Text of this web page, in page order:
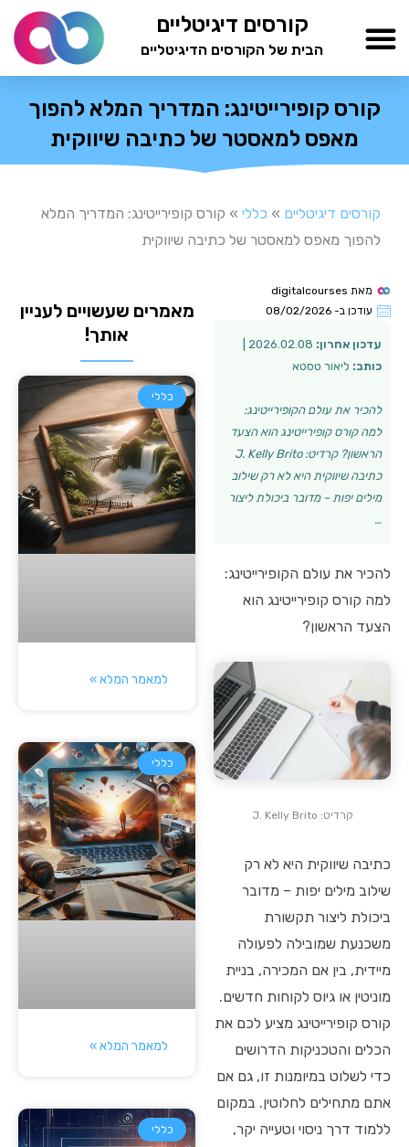
לתוכן
קורסים דיגיטליים
הבית של הקורסים הדיגיטליים
קורס קופירייטינג: המדריך המלא להפוך
מאפס למאסטר של כתיבה שיווקית
קורסים דיגיטליים » כללי » קורס קופירייטינג: המדריך המלא
להפוך מאפס למאסטר של כתיבה שיווקית
מאת
עודכן ב- 08/02/2026
עדכון אחרון:
כותב: ליאור טסטא
להכיר את עולם הקופירייטינג:
למה קורס קופירייטינג הוא הצעד
הראשון? קרדיט: J. Kelly Brito
כתיבה שיווקית היא לא רק שילוב
מילים יפות – מדובר ביכולת ליצור
…
להכיר את עולם הקופירייטינג:
למה קורס קופירייטינג הוא
הצעד הראשון?
קרדיט: J. Kelly Brito
כתיבה שיווקית היא לא רק
שילוב מילים יפות – מדובר
ביכולת ליצור תקשורת
משכנעת שמובילה לפעולה
מיידית, בין אם המכירה, בניית
מוניטין או גיוס לקוחות חדשים.
קורס קופירייטינג מציע לכם את
הכלים והטכניקות הדרושים
כדי לשלוט במיומנות זו, גם אם
אתם מתחילים לחלוטין. במקום
ללמוד דרך ניסוי וטעייה יקר,
מאמרים שעשויים לעניין
אותך!
כללי
למאמר המלא »
כללי
למאמר המלא »
כללי